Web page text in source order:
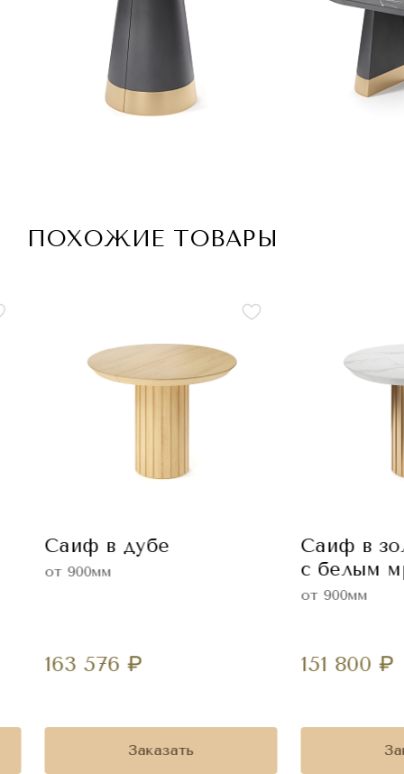
ПОХОЖИЕ ТОВАРЫ
Саиф в дубе
от 900мм
163 576 ₽
Заказать
Саиф в
с белым
от 900мм
151 800 ₽